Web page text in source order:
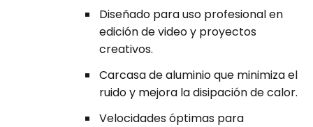
Diseñado para uso profesional en
edición de video y proyectos
creativos.
Carcasa de aluminio que minimiza el
ruido y mejora la disipación de calor.
Velocidades óptimas para